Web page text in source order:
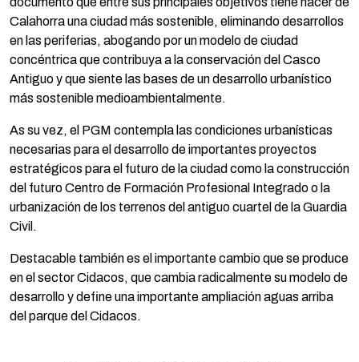
Calahorra una ciudad más sostenible, eliminando desarrollos
en las periferias, abogando por un modelo de ciudad
concéntrica que contribuya a la conservación del Casco
Antiguo y que siente las bases de un desarrollo urbanístico
más sostenible medioambientalmente.
As su vez, el PGM contempla las condiciones urbanísticas
necesarias para el desarrollo de importantes proyectos
estratégicos para el futuro de la ciudad como la construcción
del futuro Centro de Formación Profesional Integrado o la
urbanización de los terrenos del antiguo cuartel de la Guardia
Civil.
Destacable también es el importante cambio que se produce
en el sector Cidacos, que cambia radicalmente su modelo de
desarrollo y define una importante ampliación aguas arriba
del parque del Cidacos.